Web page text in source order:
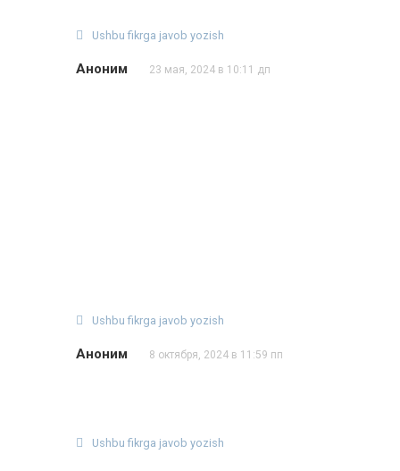
Ushbu fikrga javob yozish
Аноним 23 мая, 2024 в 10:11 дп
Ushbu fikrga javob yozish
Аноним 8 октября, 2024 в 11:59 пп
Ushbu fikrga javob yozish